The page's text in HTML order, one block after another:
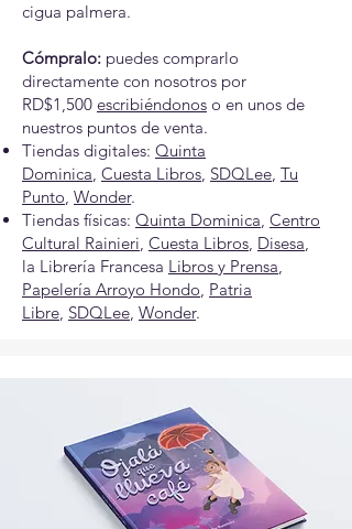
cigua palmera.
Cómpralo: puedes comprarlo
directamente con nosotros por
RD$1,500 escribiéndonos o en unos de
nuestros puntos de venta.
Tiendas digitales: Quinta
Dominica, Cuesta Libros, SDQLee, Tu
Punto, Wonder.
Tiendas físicas: Quinta Dominica, Centro
Cultural Rainieri, Cuesta Libros, Disesa,
la Librería Francesa Libros y Prensa,
Papelería Arroyo Hondo, Patria
Libre, SDQLee, Wonder.